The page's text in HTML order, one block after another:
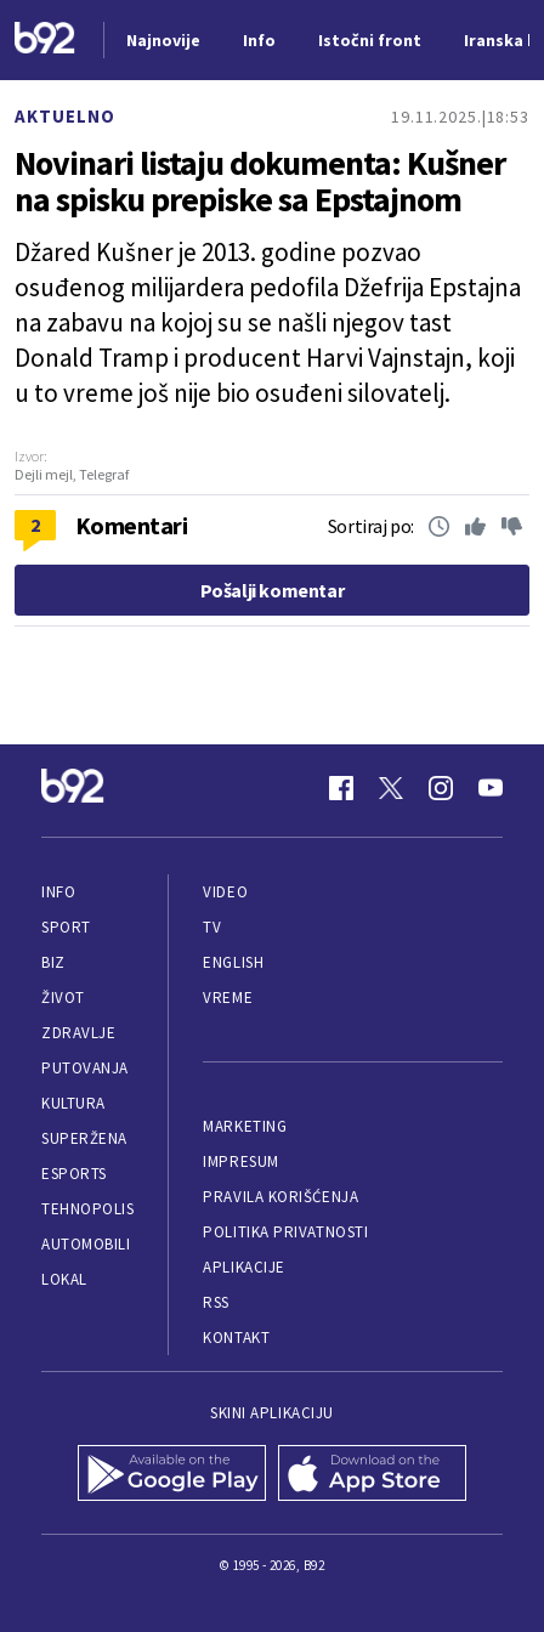
Najnovije Info Istočni front Iranska
AKTUELNO 19.11.2025. 18:53
Novinari listaju dokumenta: Kušner
na spisku prepiske sa Epstajnom
Džared Kušner je 2013. godine pozvao
osuđenog milijardera pedofila Džefrija Epstajna
na zabavu na kojoj su se našli njegov tast
Donald Tramp i producent Harvi Vajnstajn, koji
u to vreme još nije bio osuđeni silovatelj.
Izvor:
Dejli mejl, Telegraf
2 Komentari Sortiraj po:
Pošalji komentar
INFO
SPORT
BIZ
ŽIVOT
ZDRAVLJE
PUTOVANJA
KULTURA
SUPERŽENA
ESPORTS
TEHNOPOLIS
AUTOMOBILI
LOKAL
VIDEO
TV
ENGLISH
VREME
MARKETING
IMPRESUM
PRAVILA KORIŠĆENJA
POLITIKA PRIVATNOSTI
APLIKACIJE
RSS
KONTAKT
SKINI APLIKACIJU
© 1995 - 2026, B92